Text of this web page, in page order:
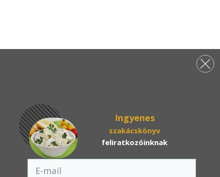
Ingyenes
szakácskönyv
feliratkozóinknak